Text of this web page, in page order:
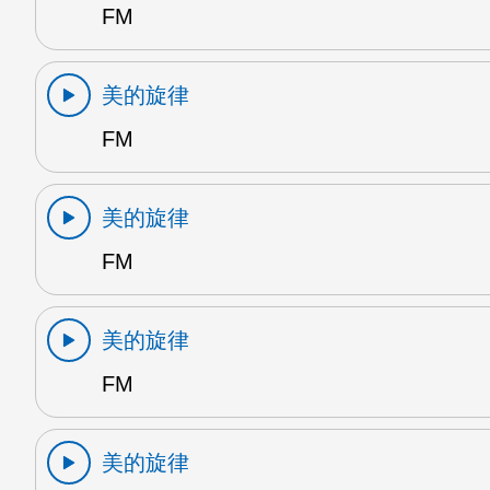
FM
美的旋律
FM
美的旋律
FM
美的旋律
FM
美的旋律